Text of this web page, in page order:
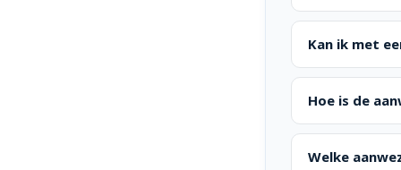
Kan ik met
Hoe is de
Welke